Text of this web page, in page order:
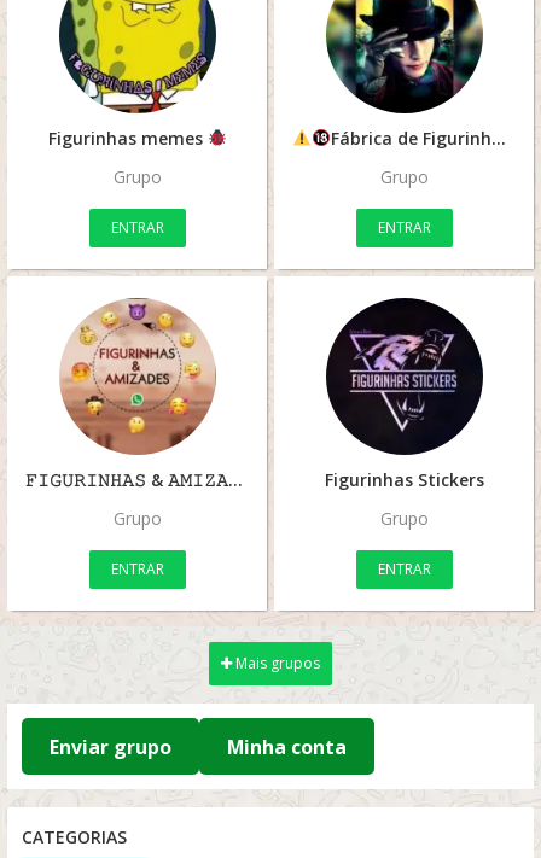
Figurinhas memes
Grupo
ENTRAR
Fábrica de Figurinhas
Grupo
ENTRAR
𝙵𝙸𝙶𝚄𝚁𝙸𝙽𝙷𝙰𝚂 & 𝙰𝙼𝙸𝚉𝙰𝙳𝙴𝚂
Grupo
ENTRAR
Figurinhas Stickers
Grupo
ENTRAR
Mais grupos
Enviar grupo Minha conta
CATEGORIAS